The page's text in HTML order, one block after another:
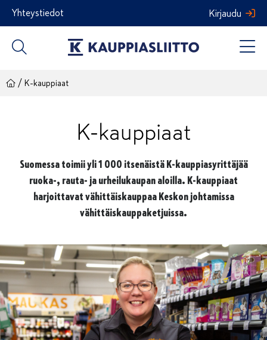
Siirry
sisältöön
Yhteystiedot Kirjaudu
/ K-kauppiaat
K-kauppiaat
Suomessa toimii yli 1 000 itsenäistä K-kauppiasyrittäjää
ruoka-, rauta- ja urheilukaupan aloilla. K-kauppiaat
harjoittavat vähittäiskauppaa Keskon johtamissa
vähittäiskauppaketjuissa.